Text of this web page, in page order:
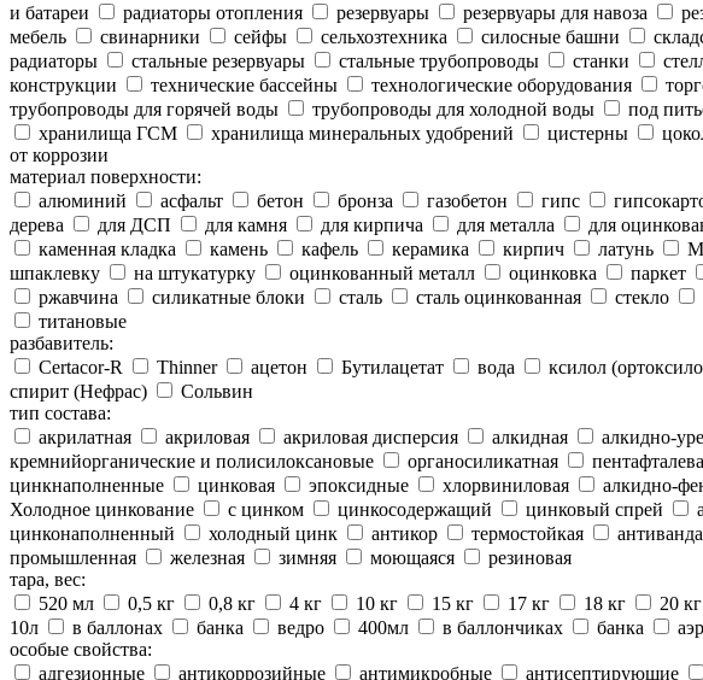
и батареи
радиаторы отопления резервуары резервуары для навоза
мебель
свинарники сейфы сельхозтехника силосные башни
радиаторы
стальные резервуары стальные трубопроводы станки
конструкции
технические бассейны технологические оборудования
трубопроводы для горячей воды
трубопроводы для холодной воды под
хранилища ГСМ
хранилища минеральных удобрений цистерны
от коррозии
материал поверхности:
алюминий
асфальт бетон бронза газобетон гипс
дерева
для ДСП для камня для кирпича для металла для
каменная кладка
камень кафель керамика кирпич латунь
шпаклевку
на штукатурку оцинкованный металл оцинковка паркет
ржавчина
силикатные блоки сталь сталь оцинкованная стекло
титановые
разбавитель:
Certacor-R
Thinner ацетон Бутилацетат вода ксилол
спирит (Нефрас)
Сольвин
тип состава:
акрилатная
акриловая акриловая дисперсия алкидная алкидно-
кремнийорганические и полисилоксановые
органосиликатная
цинкнаполненные
цинковая эпоксидные хлорвиниловая алкидно-
Холодное цинкование
с цинком цинкосодержащий цинковый спрей
цинконаполненный
холодный цинк антикор термостойкая
промышленная
железная зимняя моющаяся
резиновая
тара, вес:
520 мл
0,5 кг 0,8 кг 4 кг 10 кг 15 кг 17 кг 18 кг 20 кг
10л
в баллонах банка ведро 400мл в баллончиках банка
особые свойства:
адгезионные
антикоррозийные антимикробные антисептирующие